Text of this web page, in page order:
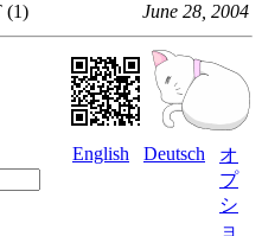
(1) June 28, 2004
English Deutsch
オ
プ
シ
ョ